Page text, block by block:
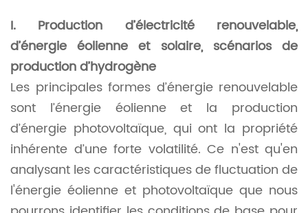
I. Production d’électricité renouvelable,
d’énergie éolienne et solaire, scénarios de
production d’hydrogène
Les principales formes d’énergie renouvelable
sont l’énergie éolienne et la production
d’énergie photovoltaïque, qui ont la propriété
inhérente d’une forte volatilité. Ce n'est qu'en
analysant les caractéristiques de fluctuation de
l'énergie éolienne et photovoltaïque que nous